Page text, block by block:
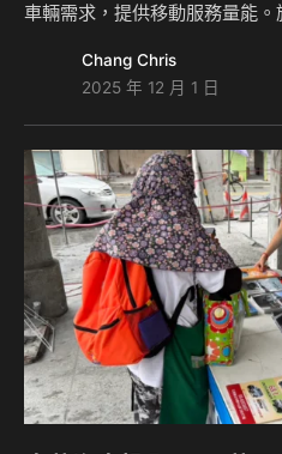
車輛需求，提供移動服務量能
服務場域，跨足至台灣西部，
雙崎社區公路運輸車輛。 台中
舉辦「自達1路-直達幸福｣通車
法院江啟臣副院長、台中市交
武副總應邀出席典禮，並以「
「自達1路」正式通車，未來透
安溪、大甲溪兩溪軸線，補足
Chang Chris
2025 年 12 月 1 日